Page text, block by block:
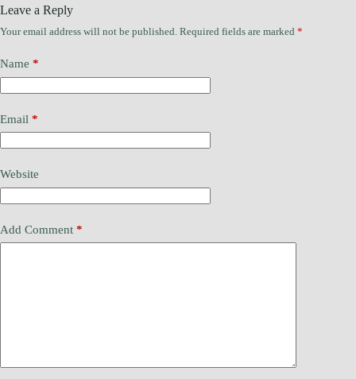
Leave a Reply
Your email address will not be published. Required fields are marked *
Name *
Email *
Website
Add Comment *